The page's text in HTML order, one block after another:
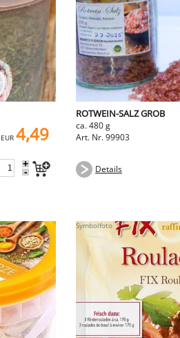
EUR 4,49
+
-
ROTWEIN-SALZ GROB
ca. 480 g
Art. Nr. 99903
Details